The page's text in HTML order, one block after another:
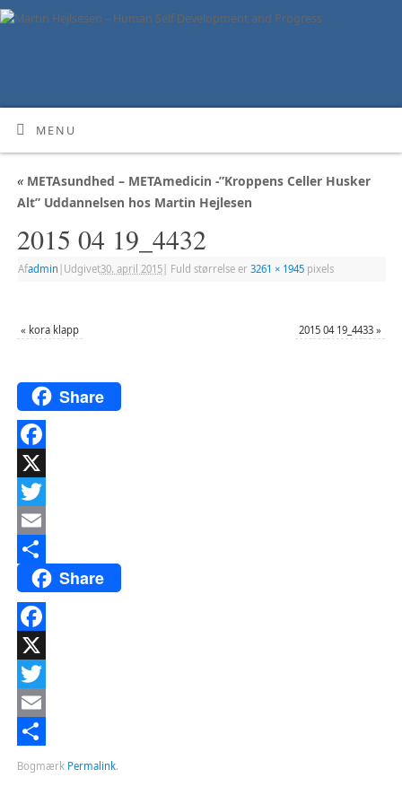
MENU
«METAsundhed – METAmedicin -”Kroppens Celler Husker
Alt” Uddannelsen hos Martin Hejlesen
2015 04 19_4432
Afadmin Udgivet30. april 2015| Fuld størrelse er 3261 × 1945pixels
« kora klapp 2015 04 19_4433 »
Share
Facebook
X
Twitter
Email
Del
Share
Facebook
X
Twitter
Email
Del
Bogmærk Permalink.